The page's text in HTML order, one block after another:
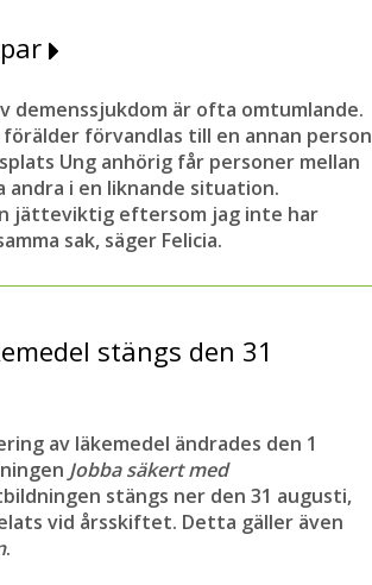
demenssjukdom är ofta omtumlande.
förvandlas till en annan person
Ung anhörig får personer mellan
i en liknande situation.
jätteviktig eftersom jag inte har
sak, säger Felicia.
stängs den 31
av läkemedel ändrades den 1
Jobba säkert med
stängs ner den 31 augusti,
vid årsskiftet. Detta gäller även
.